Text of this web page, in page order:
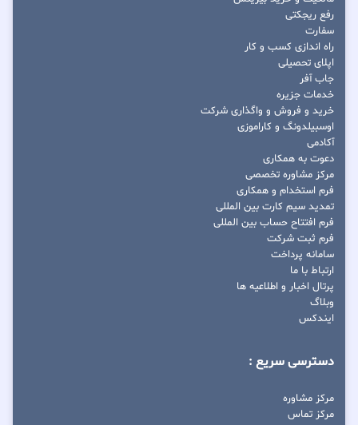
رفع ریجکتی
سفارت
راه اندازی کسب و کار
اپلای تحصیلی
جاب آفر
خدمات جزیره
خرید و فروش و واگذاری شرکت
اوسبیلدونگ و کاراموزی
آکادمی
دعوت به همکاری
مرکز مشاوره تخصصی
فرم استخدام و همکاری
تمدید سیم کارت بین المللی
فرم افتتاح حساب بین المللی
فرم ثبت شرکت
سامانه پرداخت
ارتباط با ما
پرتال اخبار و اطلاعیه ها
وبلاگ
ایندکس
دسترسی سریع :
مرکز مشاوره
مرکز تماس